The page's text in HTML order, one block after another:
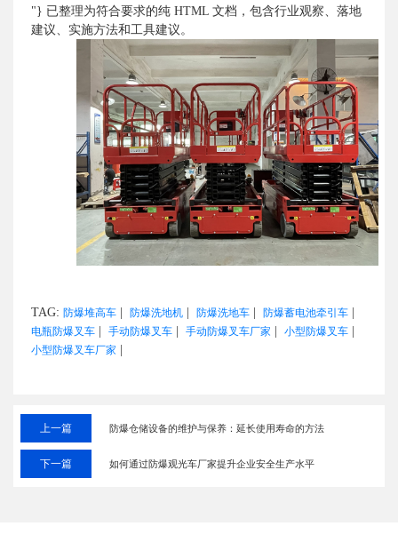
"} 已整理为符合要求的纯 HTML 文档，包含行业观察、落地
建议、实施方法和工具建议。
TAG: 防爆堆高车 防爆洗地机 防爆洗地车 防爆蓄电池牵引车
电瓶防爆叉车 手动防爆叉车 手动防爆叉车厂家 小型防爆叉车
小型防爆叉车厂家
上一篇 防爆仓储设备的维护与保养：延长使用寿命的方法
下一篇 如何通过防爆观光车厂家提升企业安全生产水平